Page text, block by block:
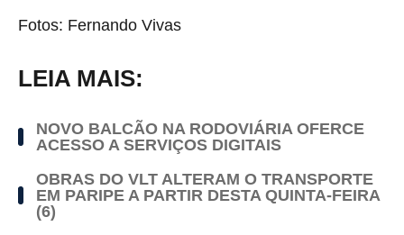
Fotos: Fernando Vivas
LEIA MAIS:
NOVO BALCÃO NA RODOVIÁRIA OFERCE
ACESSO A SERVIÇOS DIGITAIS
OBRAS DO VLT ALTERAM O TRANSPORTE
EM PARIPE A PARTIR DESTA QUINTA-FEIRA
(6)